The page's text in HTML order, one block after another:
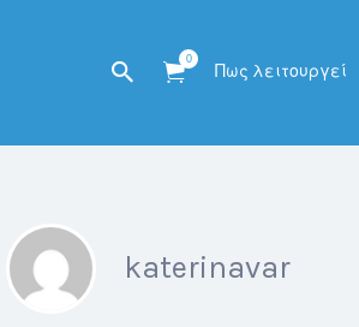
0
Πως λειτουργεί
katerinavar